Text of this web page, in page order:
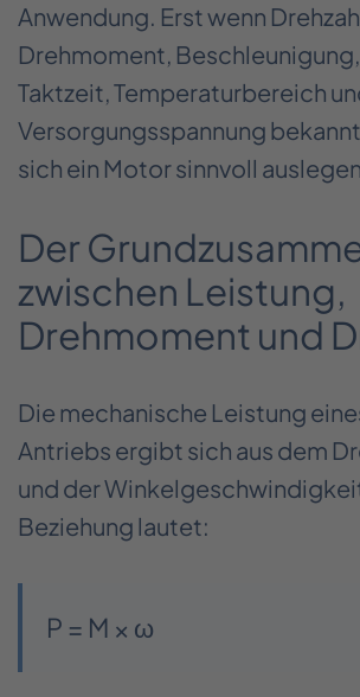
Anwendung. Erst wenn
Drehmoment,
Taktzeit, Temperaturbereich
Versorgungsspannung
sich ein Motor sinnvoll
Der
zwischen Leistung,
Drehmoment und
Die mechanische Leistung
Antriebs ergibt sich aus dem
und der
Beziehung lautet:
P = M × ω